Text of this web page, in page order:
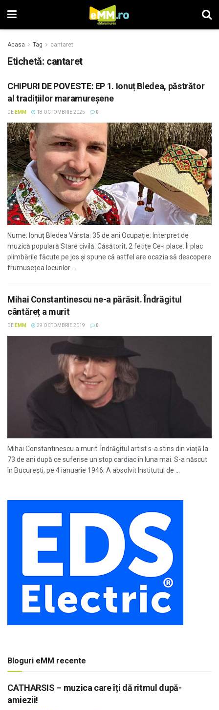
Acasa Tag cantaret
Etichetă: cantaret
CHIPURI DE POVESTE: EP 1. Ionuț Bledea, păstrător
al tradițiilor maramureșene
DE EMM 18 OCTOMBRIE 2025 0
Nume: Ionuț Bledea Vârsta: 35 de ani Ocupație: Interpret de
muzică populară Stare civilă: Căsătorit, 2 fetițe Ce-i place: Îi plac
plimbările făcute pe jos și spune că astfel are ocazia să descopere
frumusețea locurilor ...
Mihai Constantinescu ne-a părăsit. Îndrăgitul
cântăreț a murit
DE EMM 29 OCTOMBRIE 2019 0
Mihai Constantinescu a murit. Îndrăgitul artist s-a stins din viață la
73 de ani după ce suferise un stop cardiac în luna mai. S-a născut
în Bucureşti, pe 4 ianuarie 1946. A absolvit Institutul de ...
Bloguri eMM recente
CATHARSIS – muzica care îți dă ritmul după-
amiezii!